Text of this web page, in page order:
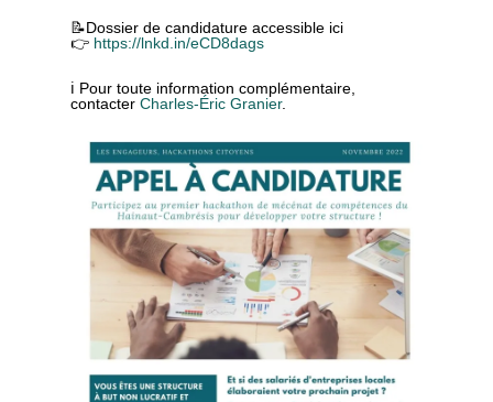
📝Dossier de candidature accessible ici
👉 https://lnkd.in/eCD8dags
ℹ Pour toute information complémentaire,
contacter Charles-Éric Granier.